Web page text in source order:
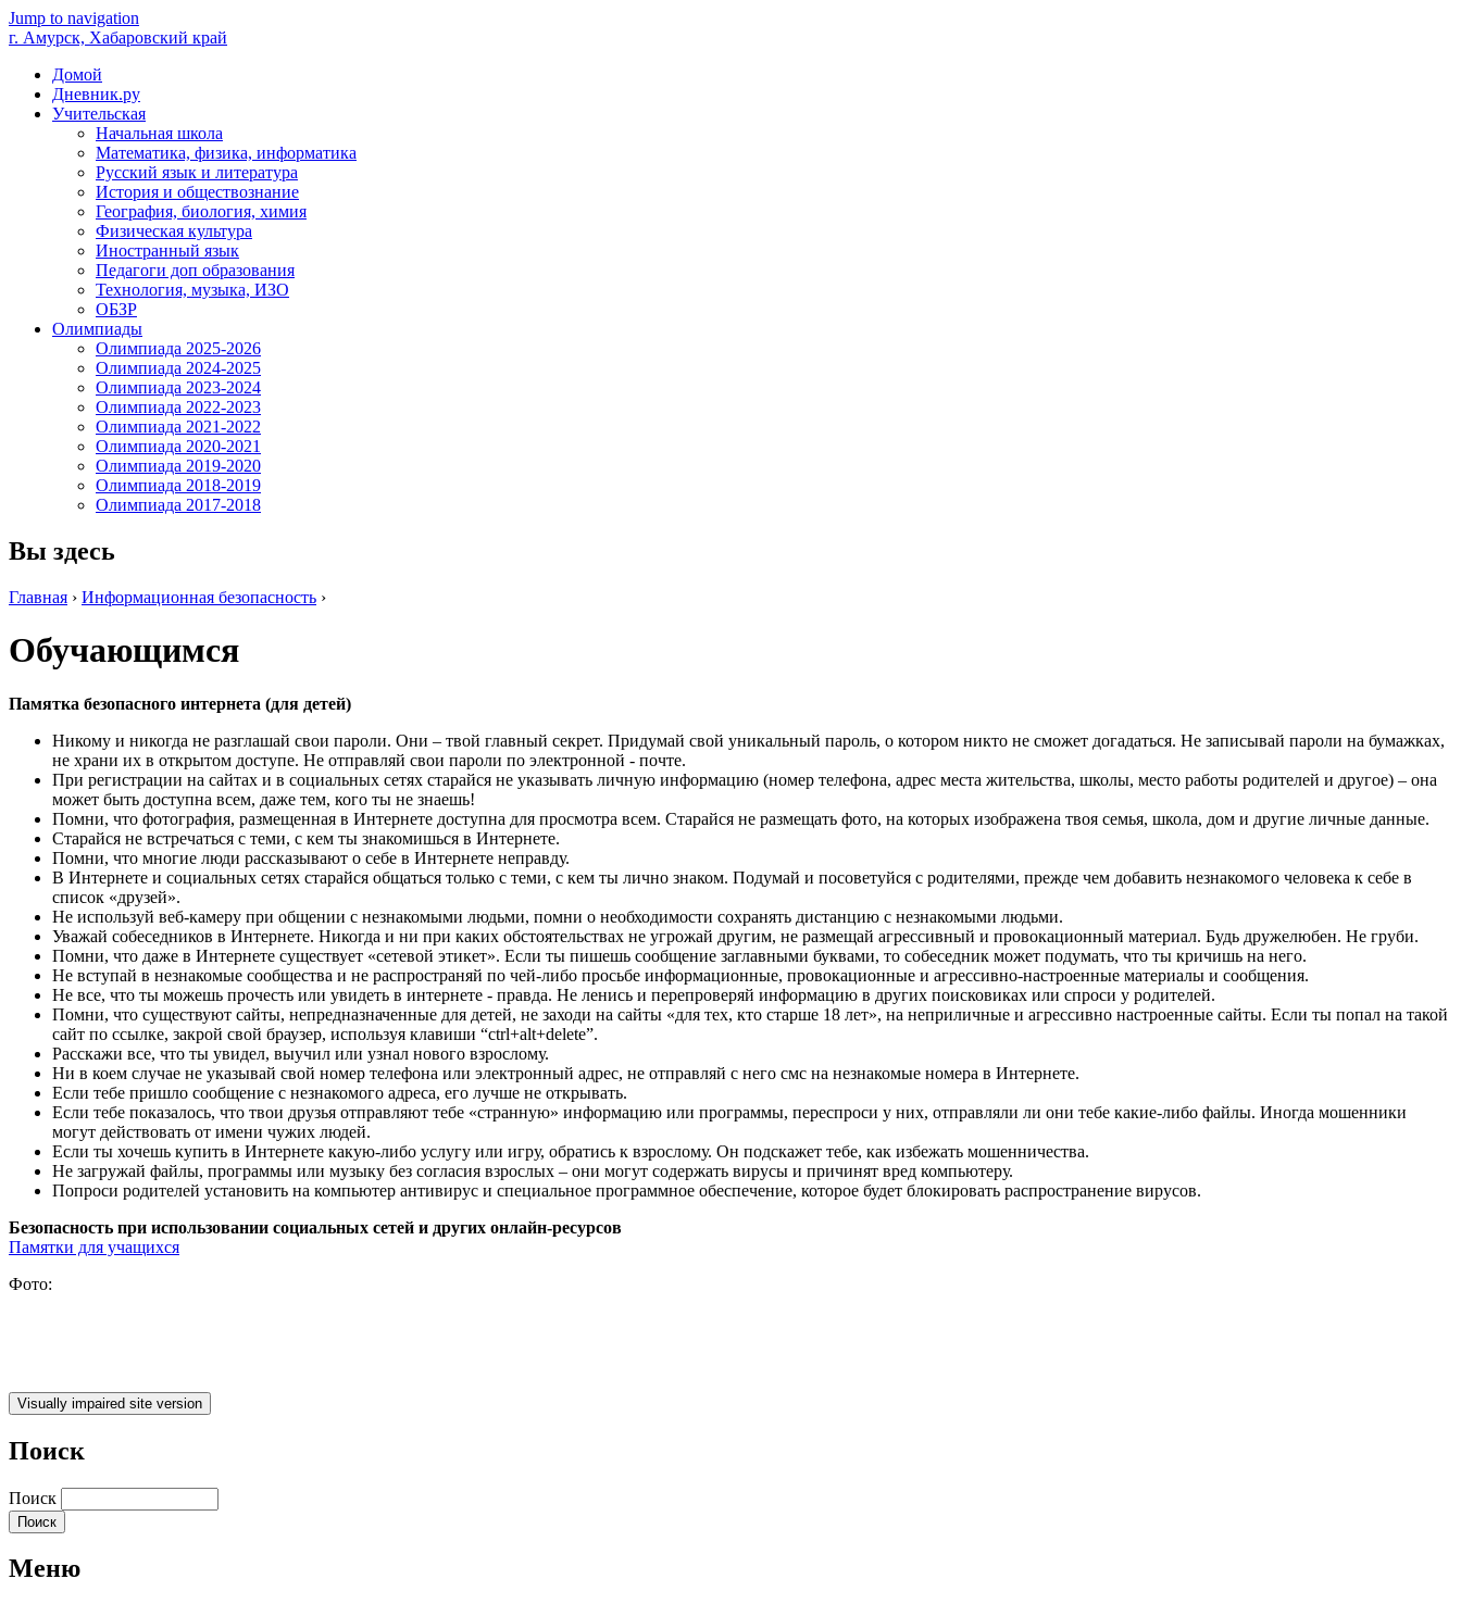
Jump to navigation
г. Амурск, Хабаровский край
Домой
Дневник.ру
Учительская
Начальная школа
Математика, физика, информатика
Русский язык и литература
История и обществознание
География, биология, химия
Физическая культура
Иностранный язык
Педагоги доп образования
Технология, музыка, ИЗО
ОБЗР
Олимпиады
Олимпиада 2025-2026
Олимпиада 2024-2025
Олимпиада 2023-2024
Олимпиада 2022-2023
Олимпиада 2021-2022
Олимпиада 2020-2021
Олимпиада 2019-2020
Олимпиада 2018-2019
Олимпиада 2017-2018
Вы здесь
Главная › Информационная безопасность ›
Обучающимся
Памятка безопасного интернета (для детей)
Никому и никогда не разглашай свои пароли. Они – твой главный секрет. Придумай свой уникальный пароль, о котором никто не сможет догадаться. Не записывай пароли на бумажках,
не храни их в открытом доступе. Не отправляй свои пароли по электронной - почте.
При регистрации на сайтах и в социальных сетях старайся не указывать личную информацию (номер телефона, адрес места жительства, школы, место работы родителей и другое) – она
может быть доступна всем, даже тем, кого ты не знаешь!
Помни, что фотография, размещенная в Интернете доступна для просмотра всем. Старайся не размещать фото, на которых изображена твоя семья, школа, дом и другие личные данные.
Старайся не встречаться с теми, с кем ты знакомишься в Интернете.
Помни, что многие люди рассказывают о себе в Интернете неправду.
В Интернете и социальных сетях старайся общаться только с теми, с кем ты лично знаком. Подумай и посоветуйся с родителями, прежде чем добавить незнакомого человека к себе в
список «друзей».
Не используй веб-камеру при общении с незнакомыми людьми, помни о необходимости сохранять дистанцию с незнакомыми людьми.
Уважай собеседников в Интернете. Никогда и ни при каких обстоятельствах не угрожай другим, не размещай агрессивный и провокационный материал. Будь дружелюбен. Не груби.
Помни, что даже в Интернете существует «сетевой этикет». Если ты пишешь сообщение заглавными буквами, то собеседник может подумать, что ты кричишь на него.
Не вступай в незнакомые сообщества и не распространяй по чей-либо просьбе информационные, провокационные и агрессивно-настроенные материалы и сообщения.
Не все, что ты можешь прочесть или увидеть в интернете - правда. Не ленись и перепроверяй информацию в других поисковиках или спроси у родителей.
Помни, что существуют сайты, непредназначенные для детей, не заходи на сайты «для тех, кто старше 18 лет», на неприличные и агрессивно настроенные сайты. Если ты попал на такой
сайт по ссылке, закрой свой браузер, используя клавиши “ctrl+alt+delete”.
Расскажи все, что ты увидел, выучил или узнал нового взрослому.
Ни в коем случае не указывай свой номер телефона или электронный адрес, не отправляй с него смс на незнакомые номера в Интернете.
Если тебе пришло сообщение с незнакомого адреса, его лучше не открывать.
Если тебе показалось, что твои друзья отправляют тебе «странную» информацию или программы, переспроси у них, отправляли ли они тебе какие-либо файлы. Иногда мошенники
могут действовать от имени чужих людей.
Если ты хочешь купить в Интернете какую-либо услугу или игру, обратись к взрослому. Он подскажет тебе, как избежать мошенничества.
Не загружай файлы, программы или музыку без согласия взрослых – они могут содержать вирусы и причинят вред компьютеру.
Попроси родителей установить на компьютер антивирус и специальное программное обеспечение, которое будет блокировать распространение вирусов.
Безопасность при использовании социальных сетей и других онлайн-ресурсов
Памятки для учащихся
Фото:
Поиск
Поиск
Меню